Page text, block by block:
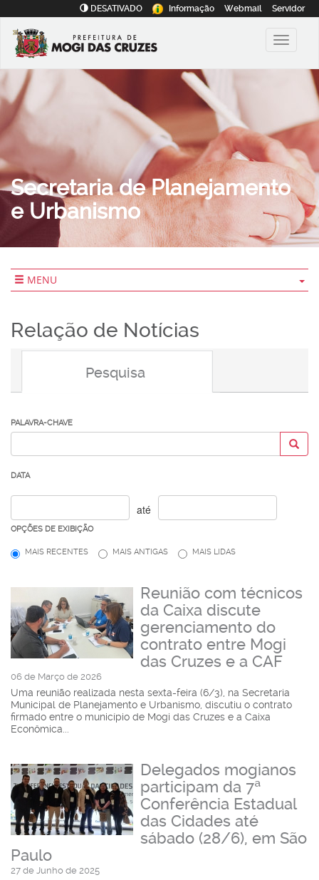
DESATIVADO Informação Webmail Servidor
Secretaria de Planejamento
e Urbanismo
MENU
Relação de Notícias
Pesquisa
PALAVRA-CHAVE
DATA
até
OPÇÕES DE EXIBIÇÃO
MAIS RECENTES MAIS ANTIGAS MAIS LIDAS
Reunião com técnicos
da Caixa discute
gerenciamento do
contrato entre Mogi
das Cruzes e a CAF
06 de Março de 2026
Uma reunião realizada nesta sexta-feira (6/3), na Secretaria
Municipal de Planejamento e Urbanismo, discutiu o contrato
firmado entre o município de Mogi das Cruzes e a Caixa
Econômica...
Delegados mogianos
participam da 7ª
Conferência Estadual
das Cidades até
sábado (28/6), em São
Paulo
27 de Junho de 2025